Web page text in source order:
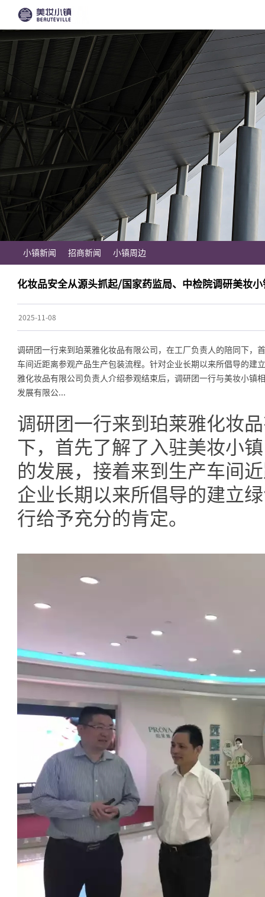
小镇新闻 招商新闻 小镇周边
化妆品安全从源头抓起/国家药监局、中检院调研美妆小
2025-11-08
调研团一行来到珀莱雅化妆品有限公司，在工厂负责人的陪同下，
车间近距离参观产品生产包装流程。针对企业长期以来所倡导的
雅化妆品有限公司负责人介绍参观结束后，调研团一行与美妆小镇
发展有限公...
调研团一行来到珀莱雅化妆
下，首先了解了入驻美妆小
的发展，接着来到生产车间
企业长期以来所倡导的建立
行给予充分的肯定。